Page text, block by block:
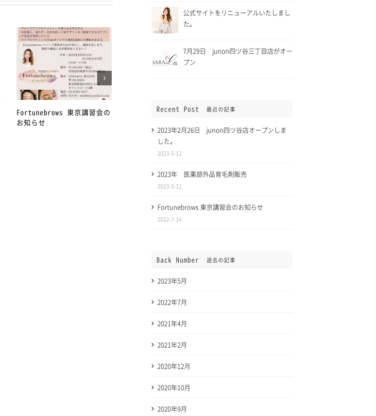
Fortunebrows 東京講習会の
お知らせ
4月27日から5月11日まで緊
丁目店を臨時休業致します。
2021年4月1日 消費税「総
スについて税込表記になりま
公式サイトをリニューアルいたしまし
た。
7月29日 junon四ツ谷三丁目店がオー
プン
Recent Post 最近の記事
2023年2月26日 junon四ツ谷店オープンしま
した。
2023-5-12
2023年 医薬部外品育毛剤販売
2023-5-12
Fortunebrows 東京講習会のお知らせ
2022-7-14
Back Number 過去の記事
2023年5月
2022年7月
2021年4月
2021年2月
2020年12月
2020年10月
2020年9月